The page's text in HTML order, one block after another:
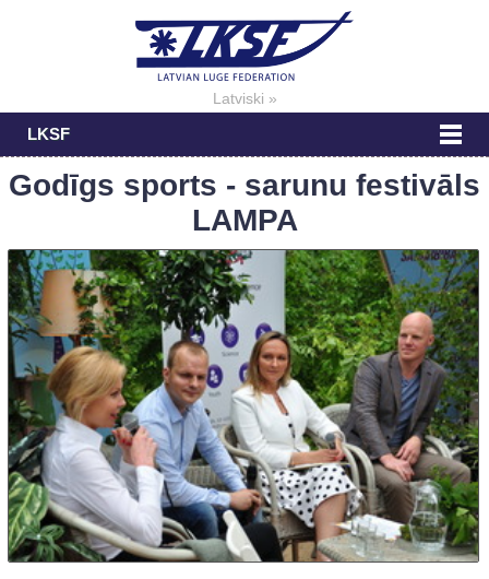
Latviski »
LKSF
Godīgs sports - sarunu festivāls
LAMPA